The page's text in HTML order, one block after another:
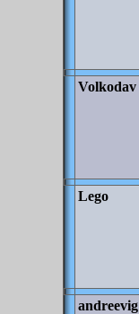
Volkodav
Lego
andreevig